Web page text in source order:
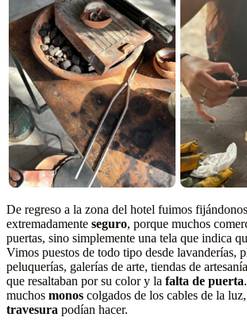
De regreso a la zona del hotel fuimos
extremadamente seguro, porque muchos
puertas, sino simplemente una tela que indica
Vimos puestos de todo tipo desde lavanderías,
peluquerías, galerías de arte, tiendas de
que resaltaban por su color y la falta de puerta
muchos monos colgados de los cables de la
travesura podían hacer.